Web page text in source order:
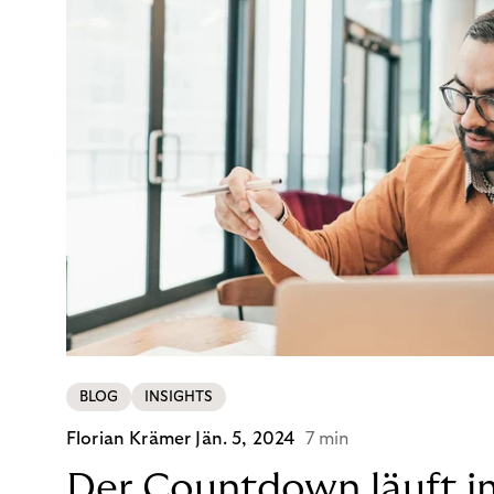
BLOG INSIGHTS
Florian Krämer Jän. 5, 2024 7 min